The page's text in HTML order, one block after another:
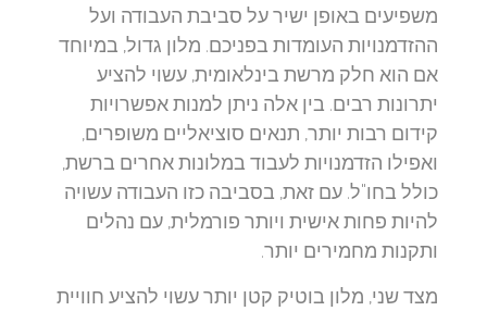
משפיעים באופן ישיר על סביבת העבודה ועל
ההזדמנויות העומדות בפניכם. מלון גדול, במיוחד
אם הוא חלק מרשת בינלאומית, עשוי להציע
יתרונות רבים. בין אלה ניתן למנות אפשרויות
קידום רבות יותר, תנאים סוציאליים משופרים,
ואפילו הזדמנויות לעבוד במלונות אחרים ברשת,
כולל בחו"ל. עם זאת, בסביבה כזו העבודה עשויה
להיות פחות אישית ויותר פורמלית, עם נהלים
ותקנות מחמירים יותר.
מצד שני, מלון בוטיק קטן יותר עשוי להציע חוויית